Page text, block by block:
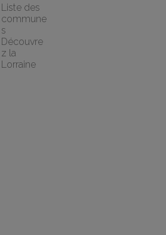
Liste des
commune
s
Découvre
z la
Lorraine